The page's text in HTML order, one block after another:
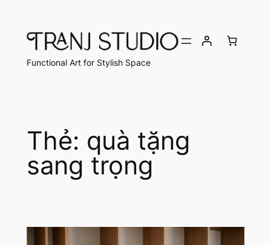
phần
Functional Art for Stylish Space
Thẻ: quà tặng
sang trọng